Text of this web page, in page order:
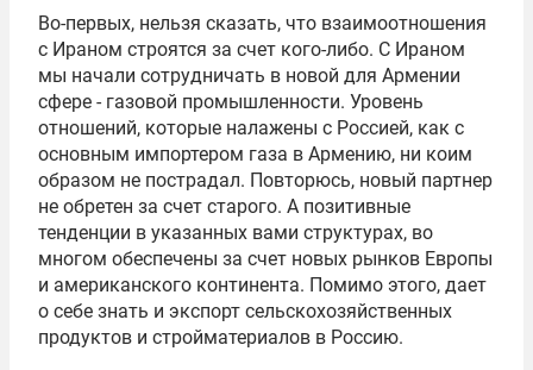
Во-первых, нельзя сказать, что взаимоотношения
с Ираном строятся за счет кого-либо. С Ираном
мы начали сотрудничать в новой для Армении
сфере - газовой промышленности. Уровень
отношений, которые налажены с Россией, как с
основным импортером газа в Армению, ни коим
образом не пострадал. Повторюсь, новый партнер
не обретен за счет старого. А позитивные
тенденции в указанных вами структурах, во
многом обеспечены за счет новых рынков Европы
и американского континента. Помимо этого, дает
о себе знать и экспорт сельскохозяйственных
продуктов и стройматериалов в Россию.